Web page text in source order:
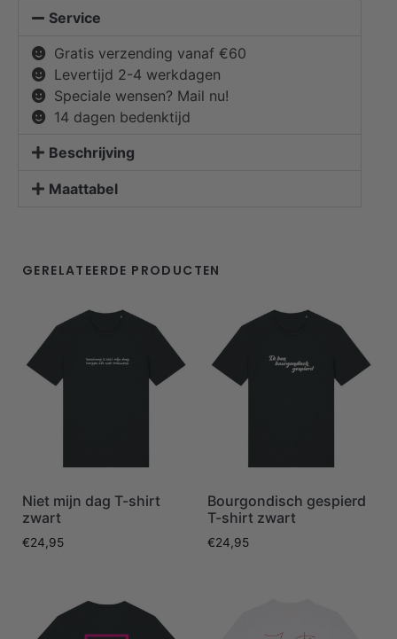
Service
Gratis verzending vanaf €60
Levertijd 2-4 werkdagen
Speciale wensen? Mail nu!
14 dagen bedenktijd
Beschrijving
Maattabel
GERELATEERDE PRODUCTEN
Niet mijn dag T-shirt
zwart
€24,95
Bourgondisch gespierd
T-shirt zwart
€24,95